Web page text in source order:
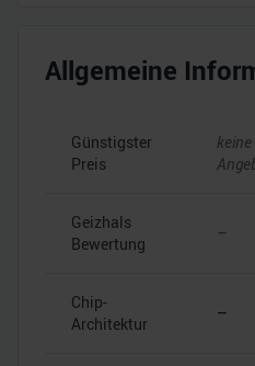
Allgemeine
Günstigster
Preis
keine
Geizhals
Bewertung
–
Chip-
Architektur
–